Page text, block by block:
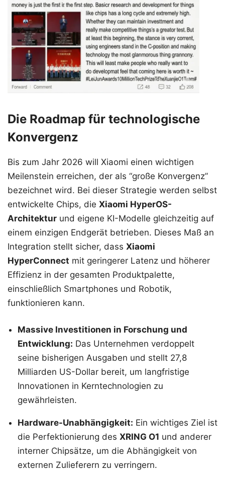
Die Roadmap für technologische
Konvergenz
Bis zum Jahr 2026 will Xiaomi einen wichtigen
Meilenstein erreichen, der als “große Konvergenz”
bezeichnet wird. Bei dieser Strategie werden selbst
entwickelte Chips, die Xiaomi HyperOS-
Architektur und eigene KI-Modelle gleichzeitig auf
einem einzigen Endgerät betrieben. Dieses Maß an
Integration stellt sicher, dass Xiaomi
HyperConnect mit geringerer Latenz und höherer
Effizienz in der gesamten Produktpalette,
einschließlich Smartphones und Robotik,
funktionieren kann.
Massive Investitionen in Forschung und
Entwicklung: Das Unternehmen verdoppelt
seine bisherigen Ausgaben und stellt 27,8
Milliarden US-Dollar bereit, um langfristige
Innovationen in Kerntechnologien zu
gewährleisten.
Hardware-Unabhängigkeit: Ein wichtiges Ziel ist
die Perfektionierung des XRING O1 und anderer
interner Chipsätze, um die Abhängigkeit von
externen Zulieferern zu verringern.